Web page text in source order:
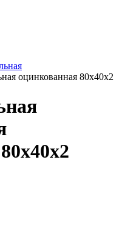
оцинкованная 80х40х2